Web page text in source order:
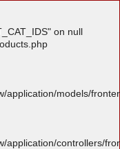
on null
application/models/
application/controllers/